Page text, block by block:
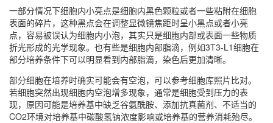
一部分情况下细胞内小亮点是细胞内黑色颗粒或者一些粘附在细胞
表面的碎片，这种黑点会在调整显微镜焦距时呈小黑点或者小亮
点，容易被误认为细胞内小泡，其实只是细胞内部或表面一些物质
折光形成的光学现象。也有些是细胞内部脂滴，例如3T3-L1细胞在
部分培养条件下可以明显看到内部脂滴，染色后更加清晰。
部分细胞在培养时确实可能会有空泡，可以参考细胞库照片比对。
若细胞突然出现细胞内空泡增多现象，通常是细胞受到压力的表
现，原因可能是培养基中缺乏谷氨酰胺、添加抗真菌剂、不适当的
CO2环境对培养基中碳酸氢钠浓度影响或培养基的营养消耗殆尽。